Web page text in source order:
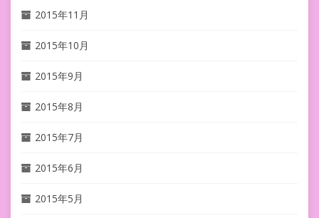
2015年11月
2015年10月
2015年9月
2015年8月
2015年7月
2015年6月
2015年5月